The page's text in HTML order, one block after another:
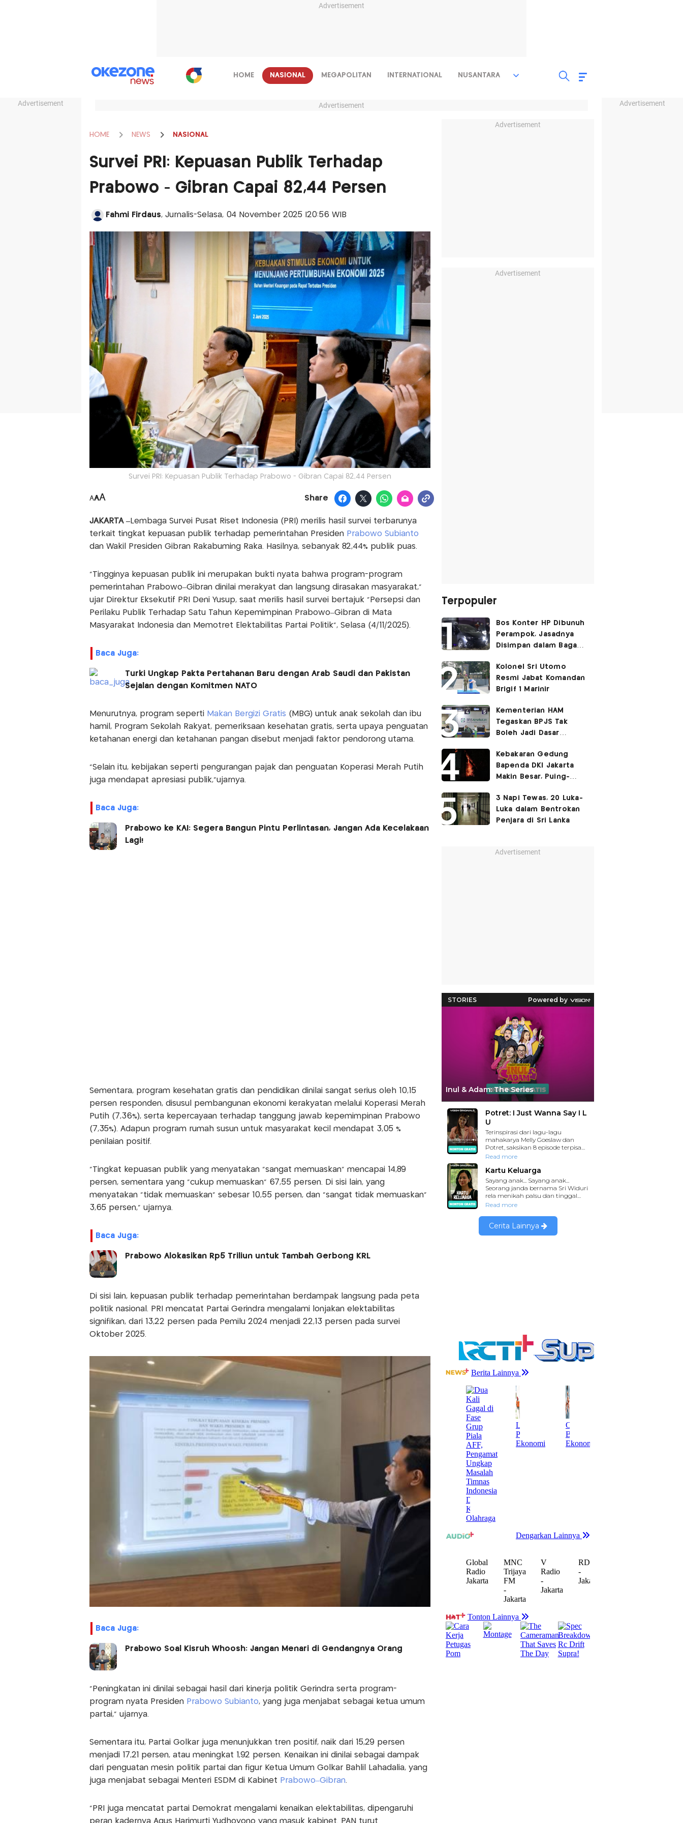
Advertisement
Advertisement Advertisement
HOME NASIONAL MEGAPOLITAN INTERNATIONAL NUSANTARA
Advertisement
HOME NEWS NASIONAL
Survei PRI: Kepuasan Publik Terhadap
Prabowo - Gibran Capai 82,44 Persen
Fahmi Firdaus, Jurnalis-Selasa, 04 November 2025 |20:56 WIB
Survei PRI: Kepuasan Publik Terhadap Prabowo - Gibran Capai 82,44 Persen
AAA Share
JAKARTA –Lembaga Survei Pusat Riset Indonesia (PRI) merilis hasil survei terbarunya
terkait tingkat kepuasan publik terhadap pemerintahan PresidenPrabowo Subianto
dan Wakil Presiden Gibran Rakabuming Raka. Hasilnya, sebanyak 82,44% publik puas.
“Tingginya kepuasan publik ini merupakan bukti nyata bahwa program-program
pemerintahan Prabowo–Gibran dinilai merakyat dan langsung dirasakan masyarakat,”
ujar Direktur Eksekutif PRI Deni Yusup, saat merilis hasil survei bertajuk “Persepsi dan
Perilaku Publik Terhadap Satu Tahun Kepemimpinan Prabowo–Gibran di Mata
Masyarakat Indonesia dan Memotret Elektabilitas Partai Politik”, Selasa (4/11/2025).
Baca Juga:
Turki Ungkap Pakta Pertahanan Baru dengan Arab Saudi dan Pakistan
Sejalan dengan Komitmen NATO
Menurutnya, program seperti Makan Bergizi Gratis (MBG) untuk anak sekolah dan ibu
hamil, Program Sekolah Rakyat, pemeriksaan kesehatan gratis, serta upaya penguatan
ketahanan energi dan ketahanan pangan disebut menjadi faktor pendorong utama.
“Selain itu, kebijakan seperti pengurangan pajak dan penguatan Koperasi Merah Putih
juga mendapat apresiasi publik,”ujarnya.
Baca Juga:
Prabowo ke KAI: Segera Bangun Pintu Perlintasan, Jangan Ada Kecelakaan
Lagi!
Sementara, program kesehatan gratis dan pendidikan dinilai sangat serius oleh 10,15
persen responden, disusul pembangunan ekonomi kerakyatan melalui Koperasi Merah
Putih (7,36%), serta kepercayaan terhadap tanggung jawab kepemimpinan Prabowo
(7,35%). Adapun program rumah susun untuk masyarakat kecil mendapat 3,05 %
penilaian positif.
“Tingkat kepuasan publik yang menyatakan “sangat memuaskan” mencapai 14,89
persen, sementara yang “cukup memuaskan” 67,55 persen. Di sisi lain, yang
menyatakan “tidak memuaskan” sebesar 10,55 persen, dan “sangat tidak memuaskan”
3,65 persen,” ujarnya.
Baca Juga:
Prabowo Alokasikan Rp5 Triliun untuk Tambah Gerbong KRL
Di sisi lain, kepuasan publik terhadap pemerintahan berdampak langsung pada peta
politik nasional. PRI mencatat Partai Gerindra mengalami lonjakan elektabilitas
signifikan, dari 13,22 persen pada Pemilu 2024 menjadi 22,13 persen pada survei
Oktober 2025.
Baca Juga:
Prabowo Soal Kisruh Whoosh: Jangan Menari di Gendangnya Orang
“Peningkatan ini dinilai sebagai hasil dari kinerja politik Gerindra serta program-
program nyata Presiden Prabowo Subianto, yang juga menjabat sebagai ketua umum
partai,” ujarnya.
Sementara itu, Partai Golkar juga menunjukkan tren positif, naik dari 15,29 persen
menjadi 17,21 persen, atau meningkat 1,92 persen. Kenaikan ini dinilai sebagai dampak
dari penguatan mesin politik partai dan figur Ketua Umum Golkar Bahlil Lahadalia, yang
juga menjabat sebagai Menteri ESDM di Kabinet Prabowo–Gibran.
“PRI juga mencatat partai Demokrat mengalami kenaikan elektabilitas, dipengaruhi
peran kadernya Agus Harimurti Yudhoyono yang masuk kabinet. PAN turut
Advertisement
Advertisement
Terpopuler
Bos Konter HP Dibunuh
Perampok, Jasadnya
Disimpan dalam Bagasi
Kolonel Sri Utomo
Resmi Jabat Komandan
Brigif 1 Marinir
Kementerian HAM
Tegaskan BPJS Tak
Boleh Jadi Dasar
Layanan Kesehatan
Kebakaran Gedung
Bapenda DKI Jakarta
Makin Besar, Puing-
3 Napi Tewas, 20 Luka-
Luka dalam Bentrokan
Penjara di Sri Lanka
Advertisement